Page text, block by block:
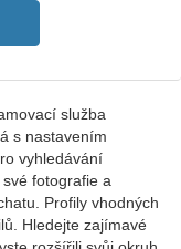
služba
s nastavením
vyhledávání
fotografie a
Profily vhodných
Hledejte zajímavé